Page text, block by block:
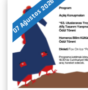
07 Ağustos 2026